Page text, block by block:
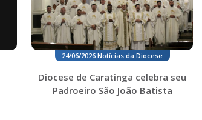
24/06/2026.Notícias da Diocese
Diocese de Caratinga celebra seu
Padroeiro São João Batista